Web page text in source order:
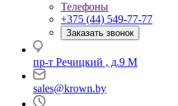
Телефоны
+375 (44) 549-77-77
Заказать звонок
пр-т Речицкий , д.9 М
sales@krown.by